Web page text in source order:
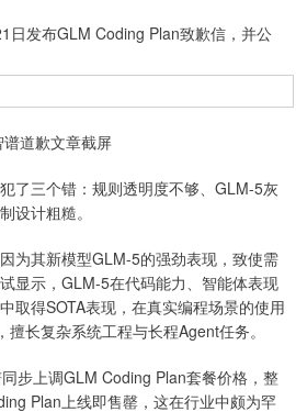
发布GLM Coding Plan致歉信，并公
谱道歉文章截屏
三个错：规则透明度不够、GLM-5灰
设计粗糙。
其新模型GLM-5的强劲表现，致使需
显示，GLM-5在代码能力、智能体表现
取得SOTA表现，在真实编程场景的使用
长复杂系统工程与长程Agent任务。
上调GLM Coding Plan套餐价格，整
Plan上线即售罄，这在行业中颇为罕